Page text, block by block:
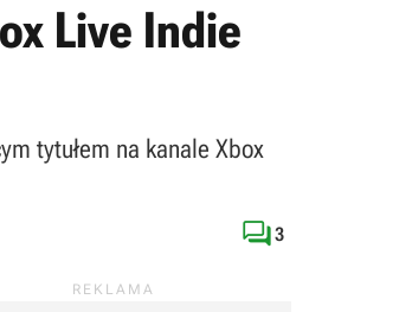
Live Indie
tytułem na kanale Xbox
3